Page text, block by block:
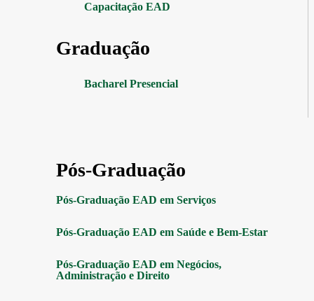
Capacitação EAD
Graduação
Bacharel Presencial
Pós-Graduação
Pós-Graduação EAD em Serviços
Pós-Graduação EAD em Saúde e Bem-Estar
Pós-Graduação EAD em Negócios,
Administração e Direito